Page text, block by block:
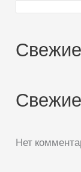
Нет